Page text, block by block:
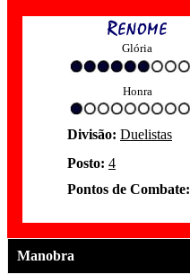
Glória
Honra
Divisão: Duelistas
Posto: 4
Pontos de Combate:
Manobra